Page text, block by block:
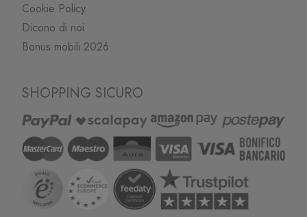
Cookie Policy
Dicono di noi
Bonus mobili 2026
SHOPPING SICURO